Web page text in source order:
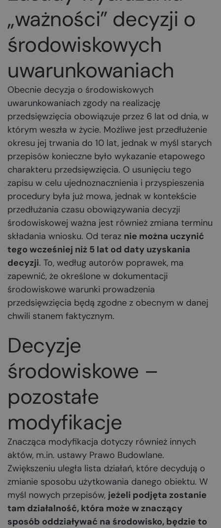
„ważności” decyzji o
środowiskowych
uwarunkowaniach
Obecnie decyzja o środowiskowych
uwarunkowaniach zgody na realizację
przedsięwzięcia obowiązuje przez 6 lat od dnia, w
którym weszła w życie. Możliwe jest przedłużenie
okresu jej trwania do 10 lat, jednak w myśl starych
przepisów konieczne było wykazanie etapowego
charakteru przedsięwzięcia. O usunięciu tego
zapisu w celu ujednoznacznienia i przyspieszenia
procedury była już mowa, jednak w kontekście
przedłużania czasu obowiązywania decyzji
środowiskowej ważna jest również zmiana terminu
składania wniosku. Od teraz nie można uczynić
tego wcześniej niż 5 lat od daty uzyskania
decyzji. To, według autorów poprawek, ma
zapewnić, że określone w dokumentacji
środowiskowe warunki prowadzenia
przedsięwzięcia będą zgodne z obecnym w danej
chwili stanem faktycznym.
Decyzje
środowiskowe –
pozostałe
modyfikacje
Znacząca modyfikacja dotyczy również innych
aktów, m.in. ustawy Prawo Budowlane.
Zwiększeniu uległa lista działań, które decydują o
zmianie sposobu użytkowania danego obiektu. W
myśl nowych przepisów, jeżeli podjęta zostanie
tam działalność, która może w znaczący
sposób oddziaływać na środowisko, będzie to